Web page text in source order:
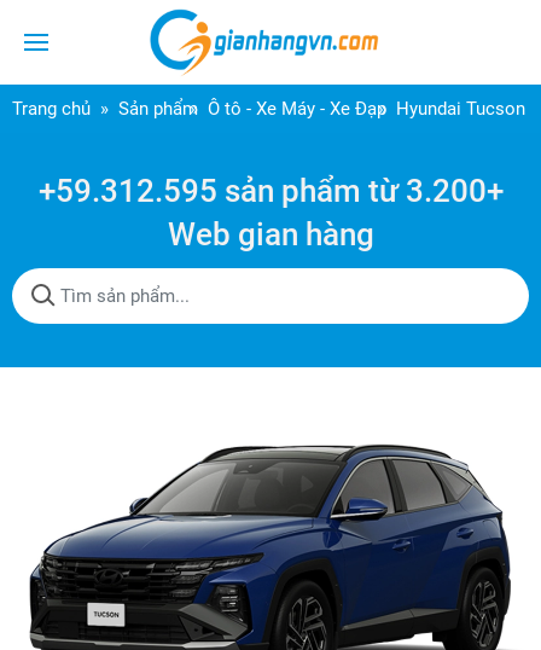
Trang chủ Sản phẩm Ô tô - Xe Máy - Xe Đạp Hyundai Tucson
+59.312.595 sản phẩm từ 3.200+
Web gian hàng